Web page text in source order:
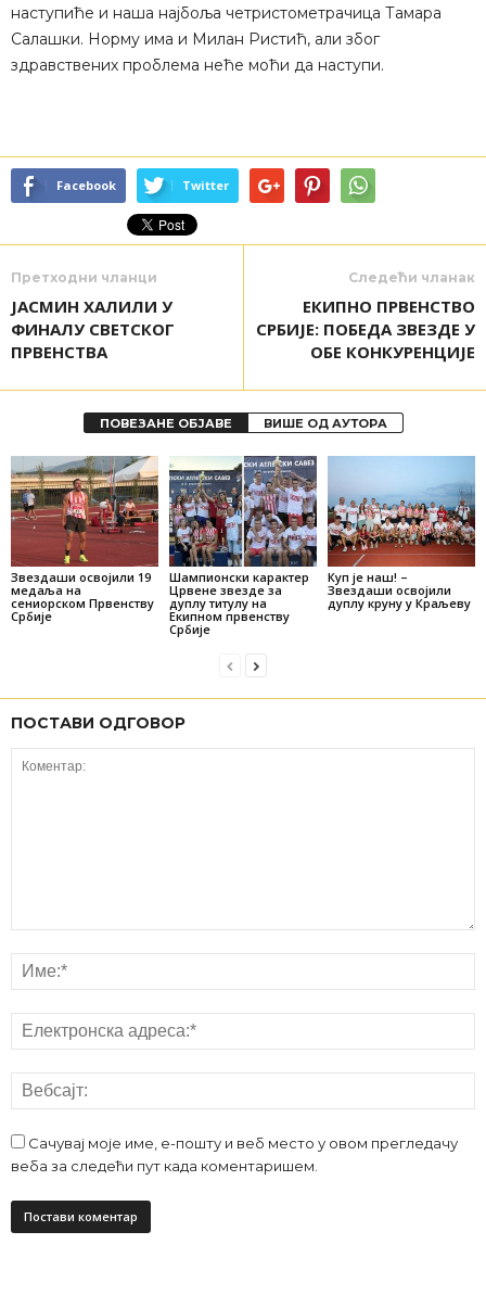
наступиће и наша најбоља четристометрачица Тамара
Салашки. Норму има и Милан Ристић, али због
здравствених проблема неће моћи да наступи.
Facebook Twitter
Претходни чланци
ЈАСМИН ХАЛИЛИ У
ФИНАЛУ СВЕТСКОГ
ПРВЕНСТВА
Следећи чланак
ЕКИПНО ПРВЕНСТВО
СРБИЈЕ: ПОБЕДА ЗВЕЗДЕ У
ОБЕ КОНКУРЕНЦИЈЕ
ПОВЕЗАНЕ ОБЈАВЕ ВИШЕ ОД АУТОРА
Звездаши освојили 19
медаља на
сениорском Првенству
Србије
Шампионски карактер
Црвене звезде за
дуплу титулу на
Екипном првенству
Србије
Куп је наш! –
Звездаши освојили
дуплу круну у Краљеву
ПОСТАВИ ОДГОВОР
Сачувај моје име, е-пошту и веб место у овом прегледачу
веба за следећи пут када коментаришем.